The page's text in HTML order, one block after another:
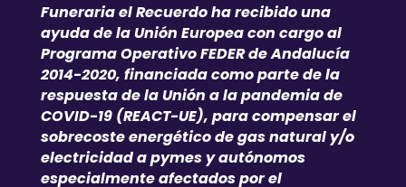
Funeraria el Recuerdo ha recibido una
ayuda de la Unión Europea con cargo al
Programa Operativo FEDER de Andalucía
2014-2020, financiada como parte de la
respuesta de la Unión a la pandemia de
COVID-19 (REACT-UE), para compensar el
sobrecoste energético de gas natural y/o
electricidad a pymes y autónomos
especialmente afectados por el